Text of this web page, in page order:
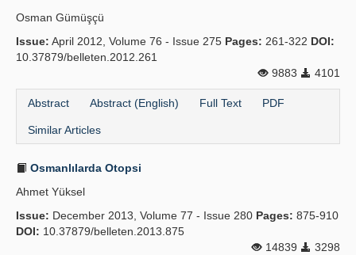
Osman Gümüşçü
Issue: April 2012, Volume 76 - Issue 275 Pages: 261-322 DOI:
10.37879/belleten.2012.261
9883
4101
Abstract Abstract (English) Full Text PDF
Similar Articles
Osmanlılarda Otopsi
Ahmet Yüksel
Issue: December 2013, Volume 77 - Issue 280 Pages: 875-910
DOI: 10.37879/belleten.2013.875
14839
3298